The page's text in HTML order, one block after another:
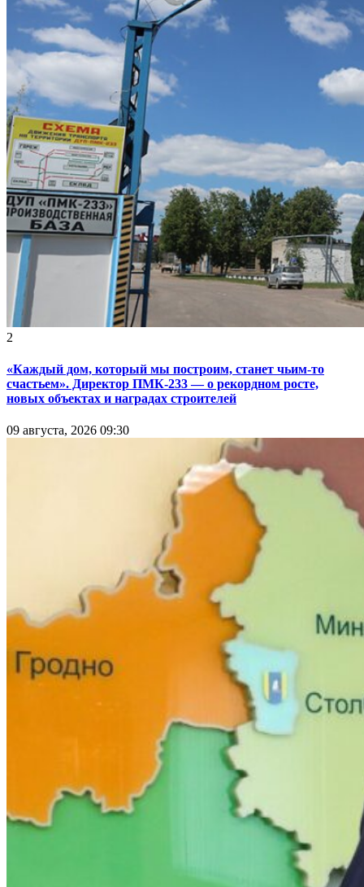
2
«Каждый дом, который мы построим, станет чьим-то
счастьем». Директор ПМК-233 — о рекордном росте,
новых объектах и наградах строителей
09 августа, 2026 09:30